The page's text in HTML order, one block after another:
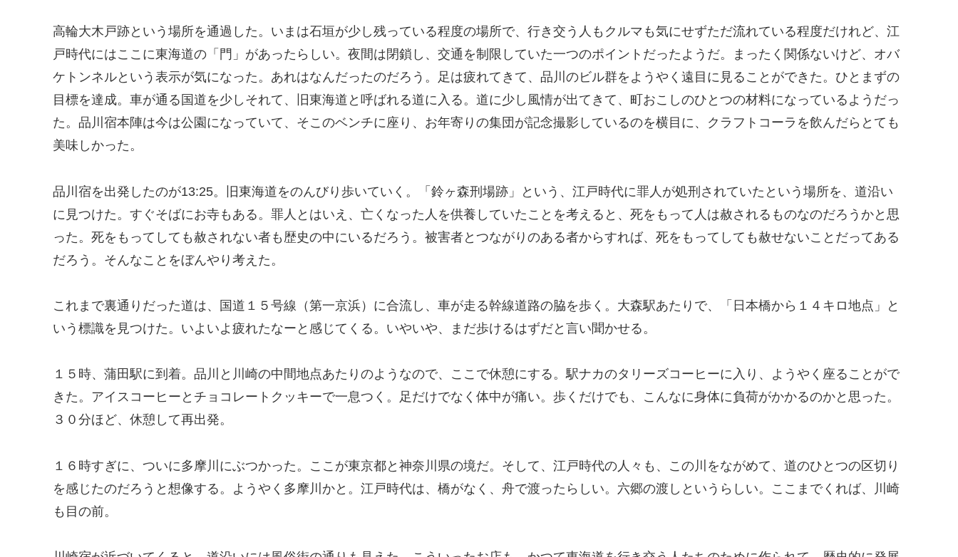
高輪大木戸跡という場所を通過した。いまは石垣が少し残っている程度の場所で、行き交う人もクルマも気にせずただ流れている程度だけれど、江
戸時代にはここに東海道の「門」があったらしい。夜間は閉鎖し、交通を制限していた一つのポイントだったようだ。まったく関係ないけど、オバ
ケトンネルという表示が気になった。あれはなんだったのだろう。足は疲れてきて、品川のビル群をようやく遠目に見ることができた。ひとまずの
目標を達成。車が通る国道を少しそれて、旧東海道と呼ばれる道に入る。道に少し風情が出てきて、町おこしのひとつの材料になっているようだっ
た。品川宿本陣は今は公園になっていて、そこのベンチに座り、お年寄りの集団が記念撮影しているのを横目に、クラフトコーラを飲んだらとても
美味しかった。
品川宿を出発したのが13:25。旧東海道をのんびり歩いていく。「鈴ヶ森刑場跡」という、江戸時代に罪人が処刑されていたという場所を、道沿い
に見つけた。すぐそばにお寺もある。罪人とはいえ、亡くなった人を供養していたことを考えると、死をもって人は赦されるものなのだろうかと思
った。死をもってしても赦されない者も歴史の中にいるだろう。被害者とつながりのある者からすれば、死をもってしても赦せないことだってある
だろう。そんなことをぼんやり考えた。
これまで裏通りだった道は、国道１５号線（第一京浜）に合流し、車が走る幹線道路の脇を歩く。大森駅あたりで、「日本橋から１４キロ地点」と
いう標識を見つけた。いよいよ疲れたなーと感じてくる。いやいや、まだ歩けるはずだと言い聞かせる。
１５時、蒲田駅に到着。品川と川崎の中間地点あたりのようなので、ここで休憩にする。駅ナカのタリーズコーヒーに入り、ようやく座ることがで
きた。アイスコーヒーとチョコレートクッキーで一息つく。足だけでなく体中が痛い。歩くだけでも、こんなに身体に負荷がかかるのかと思った。
３０分ほど、休憩して再出発。
１６時すぎに、ついに多摩川にぶつかった。ここが東京都と神奈川県の境だ。そして、江戸時代の人々も、この川をながめて、道のひとつの区切り
を感じたのだろうと想像する。ようやく多摩川かと。江戸時代は、橋がなく、舟で渡ったらしい。六郷の渡しというらしい。ここまでくれば、川崎
も目の前。